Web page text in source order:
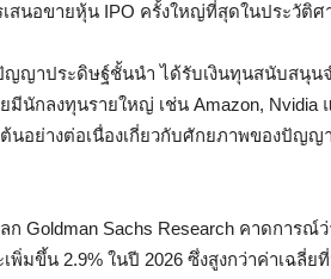
สนอขายหุ้น IPO ครั้งใหญ่ที่สุดในประวัติศ
ญาประดิษฐ์ชั้นนำ ได้รับเงินทุนสนับสนุน
นักลงทุนรายใหญ่ เช่น Amazon, Nvidia
นอย่างต่อเนื่องเกี่ยวกับศักยภาพของปัญญ
ก Goldman Sachs Research คาดการ
พิ่มขึ้น 2.9% ในปี 2026 ซึ่งสูงกว่าค่าเฉลี่